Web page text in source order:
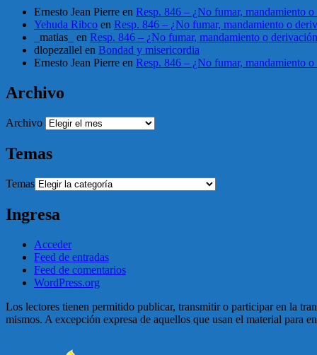
Ernesto Jean Pierre en Resp. 846 – ¿No fumar, mandamiento
Yehuda Ribco en Resp. 846 – ¿No fumar, mandamiento o
_matias_
en Resp. 846 – ¿No fumar, mandamiento o
dlopezallel en Bondad y misericordia
Ernesto Jean Pierre en Resp. 846 – ¿No fumar, mandamiento
Archivo
Archivo
Temas
Temas
Ingresa
Acceder
Feed de entradas
Feed de comentarios
WordPress.org
Los lectores tienen permitido publicar, transmitir o participar en la
mismos. A excepción expresa de aquellos que usan el material para